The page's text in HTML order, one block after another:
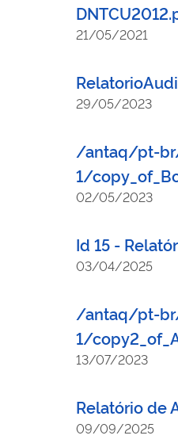
21/05/2021
29/05/2023
/antaq/pt-
1/
02/05/2023
Id 15 -
03/04/2025
/antaq/pt-
1/
13/07/2023
Relatório de
09/09/2025